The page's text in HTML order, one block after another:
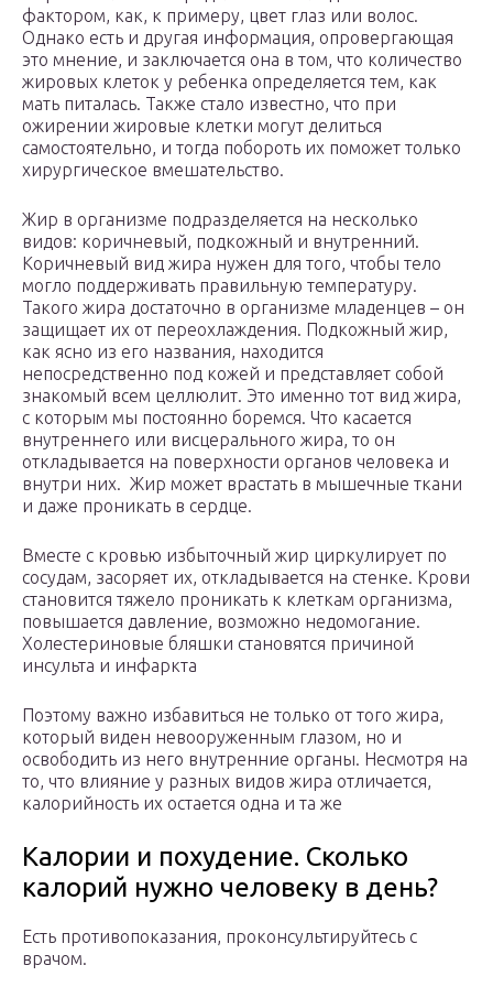
фактором, как, к примеру, цвет глаз или волос.
Однако есть и другая информация, опровергающая
это мнение, и заключается она в том, что количество
жировых клеток у ребенка определяется тем, как
мать питалась. Также стало известно, что при
ожирении жировые клетки могут делиться
самостоятельно, и тогда побороть их поможет только
хирургическое вмешательство.
Жир в организме подразделяется на несколько
видов: коричневый, подкожный и внутренний.
Коричневый вид жира нужен для того, чтобы тело
могло поддерживать правильную температуру.
Такого жира достаточно в организме младенцев – он
защищает их от переохлаждения. Подкожный жир,
как ясно из его названия, находится
непосредственно под кожей и представляет собой
знакомый всем целлюлит. Это именно тот вид жира,
с которым мы постоянно боремся. Что касается
внутреннего или висцерального жира, то он
откладывается на поверхности органов человека и
внутри них. Жир может врастать в мышечные ткани
и даже проникать в сердце.
Вместе с кровью избыточный жир циркулирует по
сосудам, засоряет их, откладывается на стенке. Крови
становится тяжело проникать к клеткам организма,
повышается давление, возможно недомогание.
Холестериновые бляшки становятся причиной
инсульта и инфаркта
Поэтому важно избавиться не только от того жира,
который виден невооруженным глазом, но и
освободить из него внутренние органы. Несмотря на
то, что влияние у разных видов жира отличается,
калорийность их остается одна и та же
Калории и похудение. Сколько
калорий нужно человеку в день?
Есть противопоказания, проконсультируйтесь с
врачом.